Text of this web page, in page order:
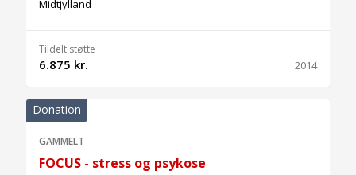
Midtjylland
Tildelt støtte
6.875 kr. 2014
Donation
GAMMELT
FOCUS - stress og psykose